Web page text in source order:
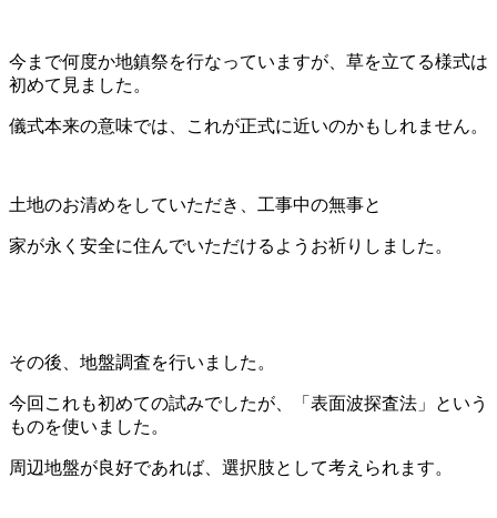
今まで何度か地鎮祭を行なっていますが、草を立てる様式は
初めて見ました。
儀式本来の意味では、これが正式に近いのかもしれません。
土地のお清めをしていただき、工事中の無事と
家が永く安全に住んでいただけるようお祈りしました。
その後、地盤調査を行いました。
今回これも初めての試みでしたが、「表面波探査法」という
ものを使いました。
周辺地盤が良好であれば、選択肢として考えられます。